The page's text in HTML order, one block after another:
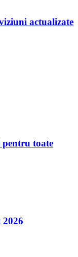
actualizate
pentru toate